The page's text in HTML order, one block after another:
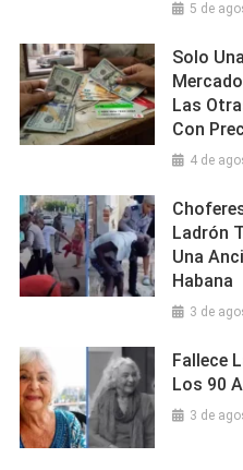
5 de
Solo
Las
Con
4 de
Ladrón
Una
Habana
3 de
Fallece
Los 90
3 de